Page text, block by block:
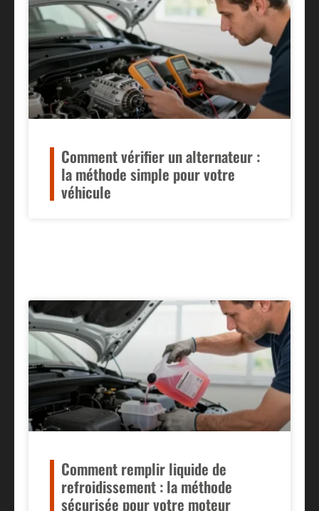
Comment vérifier un alternateur :
la méthode simple pour votre
véhicule
Comment remplir liquide de
refroidissement : la méthode
sécurisée pour votre moteur